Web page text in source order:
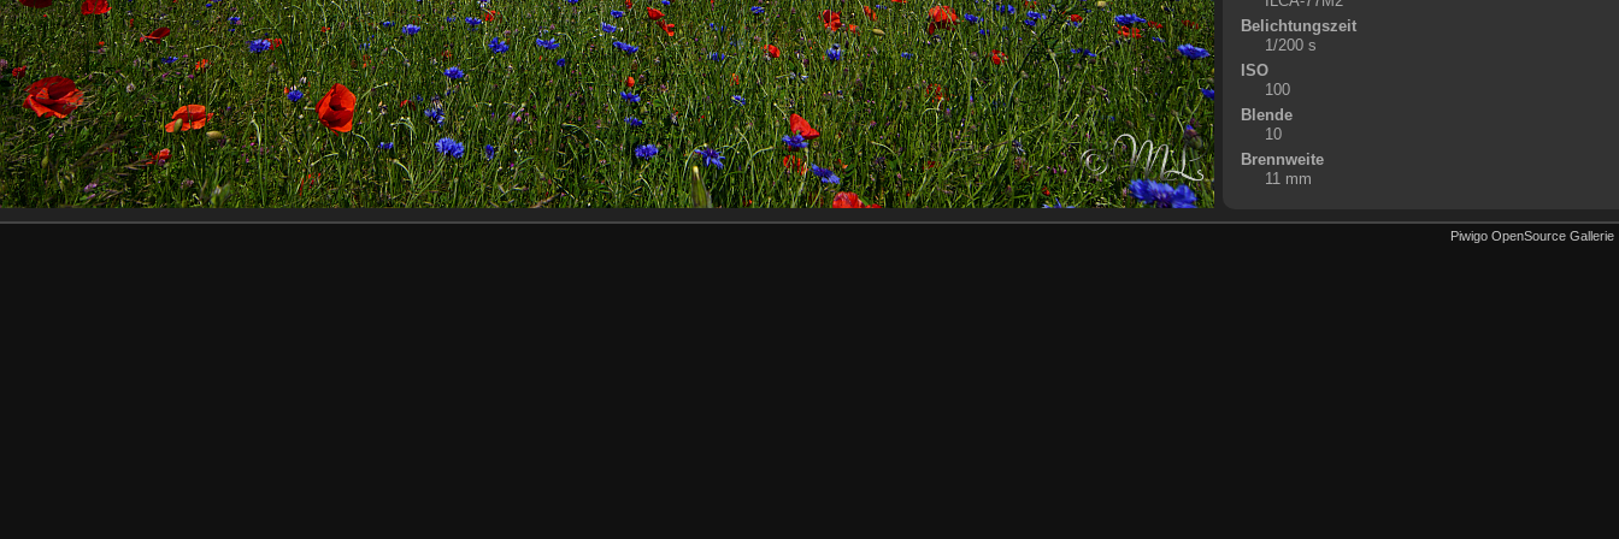
Belichtungszeit
1/200 s
ISO
100
Blende
10
Brennweite
11 mm
Piwigo OpenSource Gallerie